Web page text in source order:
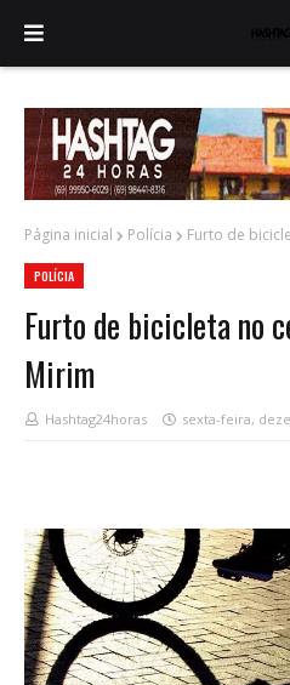
Página inicial Polícia Furto de
POLÍCIA
Furto de bicicleta no
Mirim
Hashtag24horas sexta-feira,